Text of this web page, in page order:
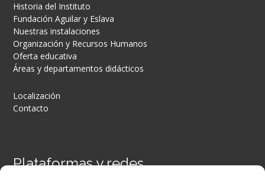
Historia del Instituto
Fundación Aguilar y Eslava
Nuestras instalaciones
Organización y Recursos Humanos
Oferta educativa
Áreas y departamentos didácticos
Localización
Contacto
Plataformas y redes